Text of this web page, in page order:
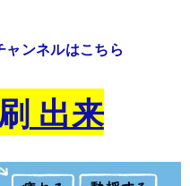
ンネルはこちら
出来